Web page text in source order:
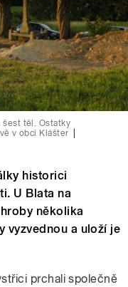
šest těl. Ostatky
v obci Klášter
historici
U Blata na
několika
vyzvednou a uloží je
prchali společně